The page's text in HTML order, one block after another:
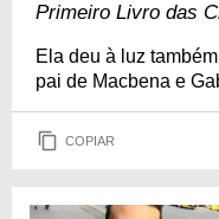
Primeiro Livro das
Ela deu à luz
pai de Macbena e
COPIAR